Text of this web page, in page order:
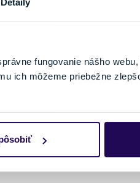
Detaily
fungovanie nášho
ich môžeme priebežne
75 z 75 produktov.